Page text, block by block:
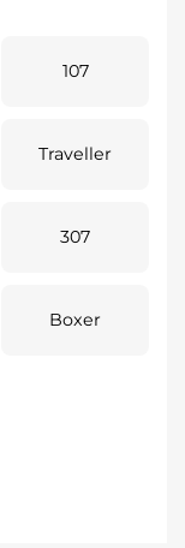
107
Traveller
307
Boxer